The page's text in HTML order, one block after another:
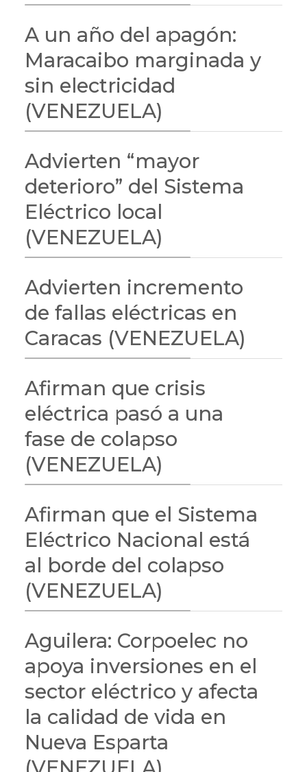
A un año del apagón:
Maracaibo marginada y
sin electricidad
(VENEZUELA)
Advierten “mayor
deterioro” del Sistema
Eléctrico local
(VENEZUELA)
Advierten incremento
de fallas eléctricas en
Caracas (VENEZUELA)
Afirman que crisis
eléctrica pasó a una
fase de colapso
(VENEZUELA)
Afirman que el Sistema
Eléctrico Nacional está
al borde del colapso
(VENEZUELA)
Aguilera: Corpoelec no
apoya inversiones en el
sector eléctrico y afecta
la calidad de vida en
Nueva Esparta